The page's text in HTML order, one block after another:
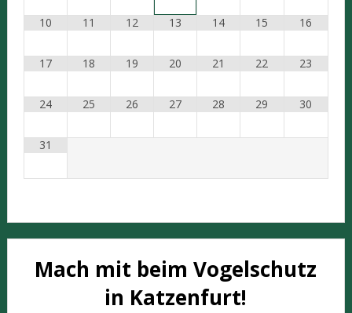
10 11 12 13 14 15 16
17 18 19 20 21 22 23
24 25 26 27 28 29 30
31
Mach mit beim Vogelschutz
in Katzenfurt!